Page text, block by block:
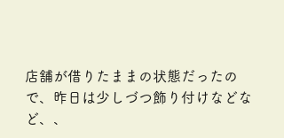
店舗が借りたままの状態だったの
で、昨日は少しづつ飾り付けなどな
ど、、